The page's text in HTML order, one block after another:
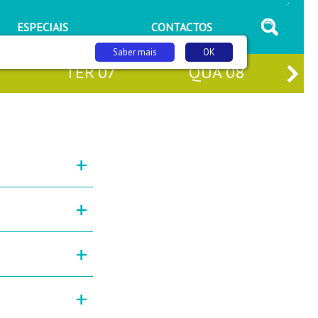
ESPECIAIS CONTACTOS
/
TER07 QUA08
+
+
+
+
OK
Saber mais